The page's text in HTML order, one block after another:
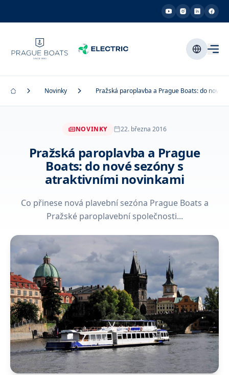
Novinky Pražská paroplavba a Prague Boats: do nové
NOVINKY 22. března 2016
Pražská paroplavba a Prague
Boats: do nové sezóny s
atraktivními novinkami
Co přinese nová plavební sezóna Prague Boats a
Pražské paroplavební společnosti...